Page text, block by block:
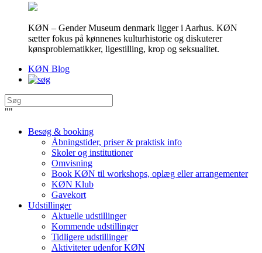
KØN – Gender Museum denmark ligger i Aarhus. KØN
sætter fokus på kønnenes kulturhistorie og diskuterer
kønsproblematikker, ligestilling, krop og seksualitet.
KØN Blog
""
Besøg & booking
Åbningstider, priser & praktisk info
Skoler og institutioner
Omvisning
Book KØN til workshops, oplæg eller arrangementer
KØN Klub
Gavekort
Udstillinger
Aktuelle udstillinger
Kommende udstillinger
Tidligere udstillinger
Aktiviteter udenfor KØN